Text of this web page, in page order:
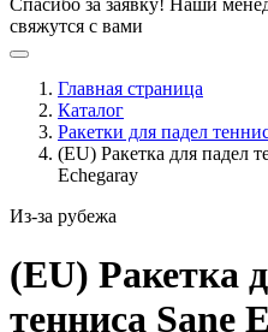
Спасибо за заявку! Наши
свяжутся с вами
Главная страница
Каталог
Ракетки для падел
(EU) Ракетка для падел
Echegaray
Из-за рубежа
(EU) Ракетка
тенниса Sane